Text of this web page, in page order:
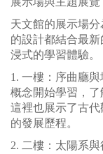
天文館的展示場
的設計都結合最
浸式的學習體驗。
1. 一樓：序曲廳
概念開始學習，了
這裡也展示了古
的發展歷程。
2. 二樓：太陽系